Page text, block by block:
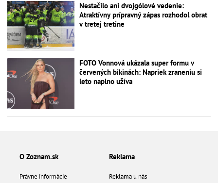
Nestačilo ani dvojgólové vedenie:
Atraktívny prípravný zápas rozhodol obrat
v tretej tretine
FOTO Vonnová ukázala super formu v
červených bikinách: Napriek zraneniu si
leto naplno užíva
O Zoznam.sk
Právne informácie
Reklama
Reklama u nás